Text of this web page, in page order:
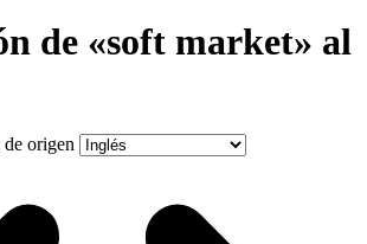
de «soft market» al
origen